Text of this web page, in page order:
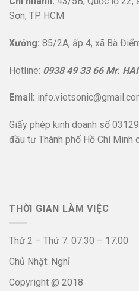
Sơn, TP. HCM
Xưởng: 85/2A, ấp 4, xã Bà
Hotline: 0938 49 33 66 Mr. HAI
Email:
Giấy phép kinh doanh số
đầu tư Thành phố Hồ Chí
THỜI GIAN LÀM VIỆC
Thứ 2 – Thứ 7: 07:30 – 17:00
Chủ Nhật: Nghỉ
Copyright @ 2018